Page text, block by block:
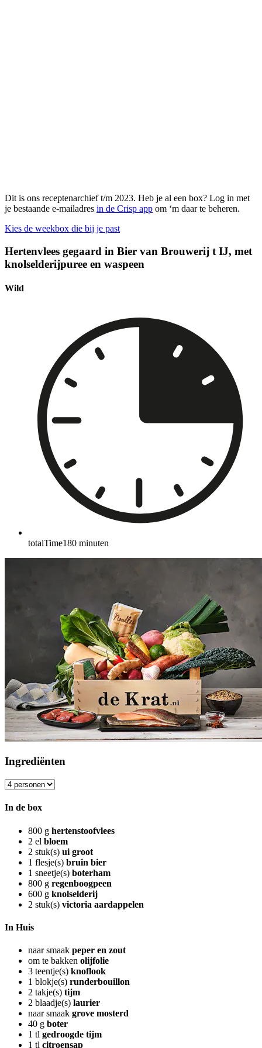
Dit is ons receptenarchief t/m 2023. Heb je al een box? Log in met
je bestaande e-mailadres in de Crisp app om ‘m daar te beheren.
Kies de weekbox die bij je past
Hertenvlees gegaard in Bier van Brouwerij t IJ, met
knolselderijpuree en waspeen
Wild
totalTime180 minuten
Ingrediënten
In de box
800 g hertenstoofvlees
2 el bloem
2 stuk(s) ui groot
1 flesje(s) bruin bier
1 sneetje(s) boterham
800 g regenboogpeen
600 g knolselderij
2 stuk(s) victoria aardappelen
In Huis
naar smaak peper en zout
om te bakken olijfolie
3 teentje(s) knoflook
1 blokje(s) runderbouillon
2 takje(s) tijm
2 blaadje(s) laurier
naar smaak grove mosterd
40 g boter
1 tl gedroogde tijm
1 tl citroensap